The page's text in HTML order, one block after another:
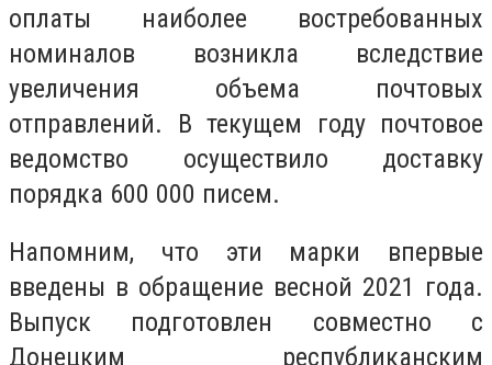
оплаты наиболее востребованных
номиналов возникла вследствие
увеличения объема почтовых
отправлений. В текущем году почтовое
ведомство осуществило доставку
порядка 600 000 писем.
Напомним, что эти марки впервые
введены в обращение весной 2021 года.
Выпуск подготовлен совместно с
Донецким республиканским